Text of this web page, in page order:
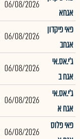
אגחא
06/08/2026
פאי פיקדון
אגחב
06/08/2026
ג'י.אס.אי
אגח ב
06/08/2026
ג'י.אס.אי
אגח א
06/08/2026
פאי פלוס
06/08/2026